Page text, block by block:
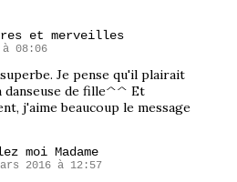
et merveilles
à 08:06
Je pense qu'il plairait
danseuse de fille^^ Et
j'aime beaucoup le message
moi Madame
2016 à 12:57